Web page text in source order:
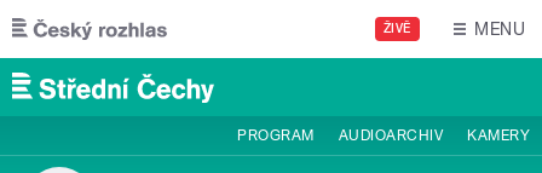
Přejít k hlavnímu obsahu
ŽIVĚ MENU
PROGRAM AUDIOARCHIV KAMERY